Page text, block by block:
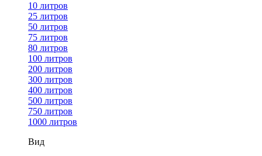
10 литров
25 литров
50 литров
75 литров
80 литров
100 литров
200 литров
300 литров
400 литров
500 литров
750 литров
1000 литров
Вид